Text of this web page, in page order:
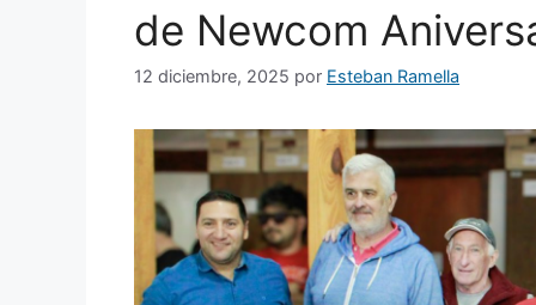
de Newcom
12 diciembre, 2025 por Esteban Ramella